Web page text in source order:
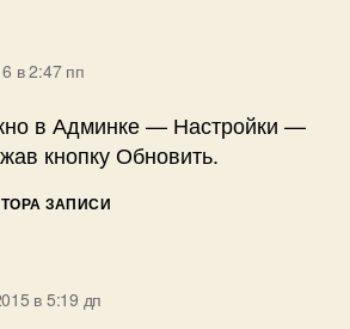
в 2:47 пп
в Админке — Настройки —
кнопку Обновить.
ЗАПИСИ
в 5:19 дп